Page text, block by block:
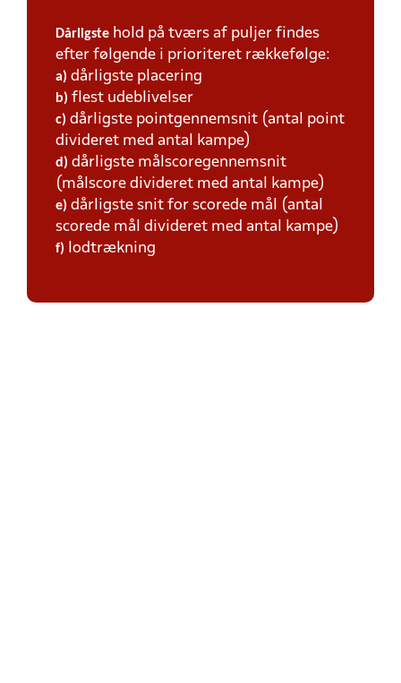
Dårligste hold på tværs af puljer findes
efter følgende i prioriteret rækkefølge:
a) dårligste placering
b) flest udeblivelser
c) dårligste pointgennemsnit (antal point
divideret med antal kampe)
d) dårligste målscoregennemsnit
(målscore divideret med antal kampe)
e) dårligste snit for scorede mål (antal
scorede mål divideret med antal kampe)
f) lodtrækning